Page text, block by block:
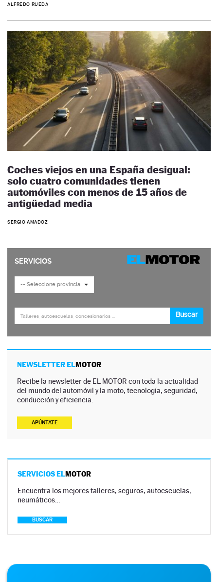
ALFREDO RUEDA
Coches viejos en una España desigual:
solo cuatro comunidades tienen
automóviles con menos de 15 años de
antigüedad media
SERGIO AMADOZ
NEWSLETTER ELMOTOR
Recibe la newsletter de EL MOTOR con toda la actualidad
del mundo del automóvil y la moto, tecnología, seguridad,
conducción y eficiencia.
APÚNTATE
SERVICIOS ELMOTOR
Encuentra los mejores talleres, seguros, autoescuelas,
neumáticos…
BUSCAR